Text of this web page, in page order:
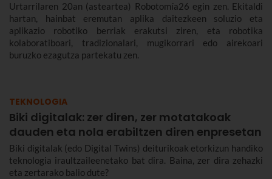
Urtarrilaren 20an (asteartea) Robotomía26 egin zen. Ekitaldi
hartan, hainbat eremutan aplika daitezkeen soluzio eta
aplikazio robotiko berriak erakutsi ziren, eta robotika
kolaboratiboari, tradizionalari, mugikorrari edo airekoari
buruzko ezagutza partekatu zen.
TEKNOLOGIA
Biki digitalak: zer diren, zer motatakoak
dauden eta nola erabiltzen diren enpresetan
Biki digitalak (edo Digital Twins) deiturikoak etorkizun handiko
teknologia iraultzaileenetako bat dira. Baina, zer dira zehazki
eta zertarako balio dute?